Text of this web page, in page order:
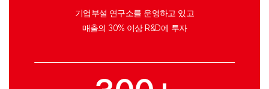
기업부설 연구소를 운영하고 있고
매출의 30% 이상 R&D에 투자